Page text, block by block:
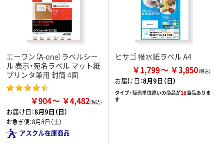
エーワン（A-one）ラベルシー
ル 表示・宛名ラベル マット紙
プリンタ兼用 封筒 4面
￥904 ￥4,482
お届け日：8月9日（日）
お急ぎ便：8月8日（土）
アスクル在庫商品
ヒサゴ 撥水紙ラベル A4
￥1,799 ￥3,850
お届け日：8月9日（日）
タイプ・販売単位違いの商品が18商品ありま
す